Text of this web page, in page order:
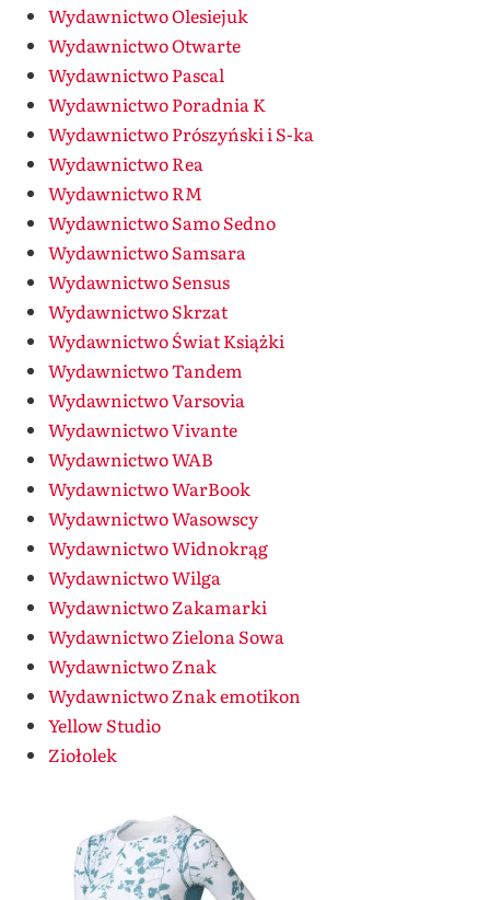
Wydawnictwo Olesiejuk
Wydawnictwo Otwarte
Wydawnictwo Pascal
Wydawnictwo Poradnia K
Wydawnictwo Prószyński i S-ka
Wydawnictwo Rea
Wydawnictwo RM
Wydawnictwo Samo Sedno
Wydawnictwo Samsara
Wydawnictwo Sensus
Wydawnictwo Skrzat
Wydawnictwo Świat Książki
Wydawnictwo Tandem
Wydawnictwo Varsovia
Wydawnictwo Vivante
Wydawnictwo WAB
Wydawnictwo WarBook
Wydawnictwo Wasowscy
Wydawnictwo Widnokrąg
Wydawnictwo Wilga
Wydawnictwo Zakamarki
Wydawnictwo Zielona Sowa
Wydawnictwo Znak
Wydawnictwo Znak emotikon
Yellow Studio
Ziołolek